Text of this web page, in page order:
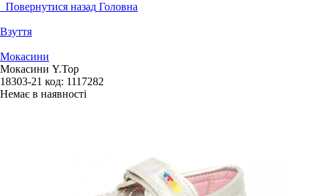
Повернутися назад Головна
Взуття
Мокасини
Мокасини Y.Top
18303-21 код: 1117282
Немає в наявності